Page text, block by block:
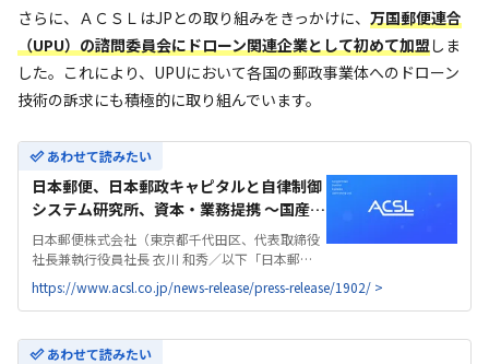
さらに、ＡＣＳＬはJPとの取り組みをきっかけに、 万国郵便連合
（UPU）の諮問委員会にドローン関連企業として初めて加盟 しま
した。これにより、UPUにおいて各国の郵政事業体へのドローン
技術の訴求にも積極的に取り組んでいます。
あわせて読みたい
日本郵便、日本郵政キャピタルと自律制御
システム研究所、資本・業務提携 ～国産ド
ローンの実用化で、日本の物流イノベーシ
ョンに挑戦～ - 国産産業用ドローンのACSL
| 株式会社ＡＣＳＬ
日本郵便株式会社（東京都千代田区、代表取締役
社長兼執行役員社長 衣川 和秀／以下「日本郵
便」）、日本郵政キャピタル株式会社（東京都千
代田区、代表取締役社長 小野 種紀／以下「日本郵
政キャピタル」）と株式会社自律制御システム研
究所（東京都江戸...
https://www.acsl.co.jp/news-release/press-release/1902/ >
あわせて読みたい